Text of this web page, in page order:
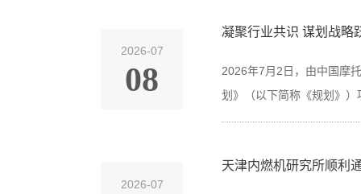
2026-07
08
凝聚行业共识 谋划战
2026年7月2日，由中国摩
划》（以下简称《规
2026-07
天津内燃机研究所顺利